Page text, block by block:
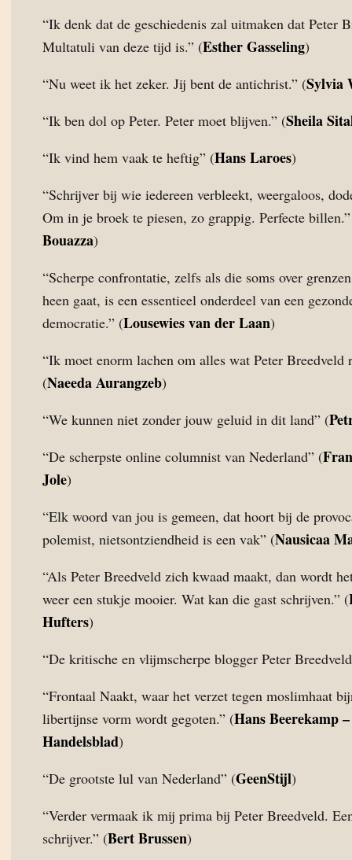
“Ik denk dat de geschiedenis zal uitmaken dat Peter
Multatuli van deze tijd is.” (Esther Gasseling)
“Nu weet ik het zeker. Jij bent de antichrist.” (Sylvia
“Ik ben dol op Peter. Peter moet blijven.” (Sheila
“Ik vind hem vaak te heftig” (Hans Laroes)
“Schrijver bij wie iedereen verbleekt, weergaloos,
Om in je broek te piesen, zo grappig. Perfecte
Bouazza)
“Scherpe confrontatie, zelfs als die soms over
heen gaat, is een essentieel onderdeel van een
democratie.” (Lousewies van der Laan)
“Ik moet enorm lachen om alles wat Peter Breedveld
(Naeeda Aurangzeb)
“We kunnen niet zonder jouw geluid in dit land” (
“De scherpste online columnist van Nederland” (
Jole)
“Elk woord van jou is gemeen, dat hoort bij de
polemist, nietsontziendheid is een vak” (Nausicaa
“Als Peter Breedveld zich kwaad maakt, dan wordt
weer een stukje mooier. Wat kan die gast schrijven.” (
Hufters)
“De kritische en vlijmscherpe blogger Peter
“Frontaal Naakt, waar het verzet tegen moslimhaat
libertijnse vorm wordt gegoten.” (Hans Beerekamp
Handelsblad)
“De grootste lul van Nederland” (GeenStijl)
“Verder vermaak ik mij prima bij Peter Breedveld.
schrijver.” (Bert Brussen)